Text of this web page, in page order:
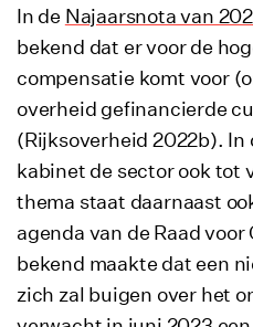
In de Najaarsnota van
bekend dat er voor de
compensatie komt voor
overheid gefinancierde
(Rijksoverheid 2022b).
kabinet de sector ook tot
thema staat daarnaast
agenda van de Raad
bekend maakte dat een
zich zal buigen over het